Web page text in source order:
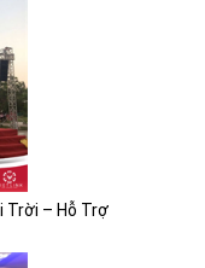
Trời – Hỗ Trợ